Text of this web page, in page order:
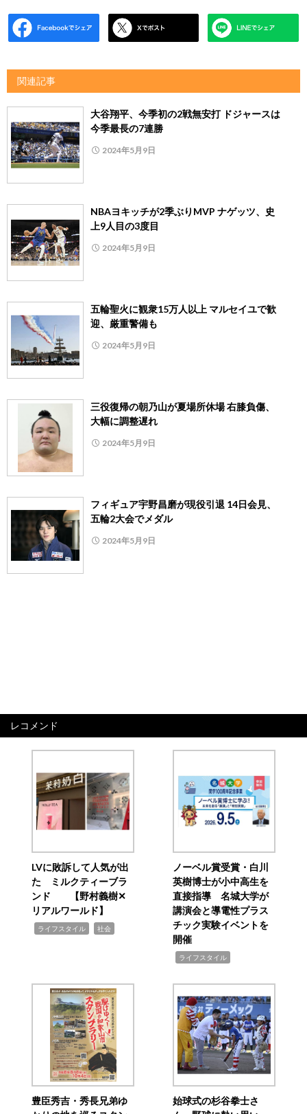
関連記事
大谷翔平、今季初の2戦無安打 ドジャースは
今季最長の7連勝
2024年5月9日
NBAヨキッチが2季ぶりMVP ナゲッツ、史
上9人目の3度目
2024年5月9日
五輪聖火に観衆15万人以上 マルセイユで歓
迎、厳重警備も
2024年5月9日
三役復帰の朝乃山が夏場所休場 右膝負傷、
大幅に調整遅れ
2024年5月9日
フィギュア宇野昌磨が現役引退 14日会見、
五輪2大会でメダル
2024年5月9日
レコメンド
LVに敗訴して人気が出
た ミルクティーブラ
ンド 【野村義樹✕
リアルワールド】
ライフスタイル 社会
ノーベル賞受賞・白川
英樹博士が小中高生を
直接指導 名城大学が
講演会と導電性プラス
チック実験イベントを
開催
ライフスタイル
豊臣秀吉・秀長兄弟ゆ
始球式の杉谷拳士さ